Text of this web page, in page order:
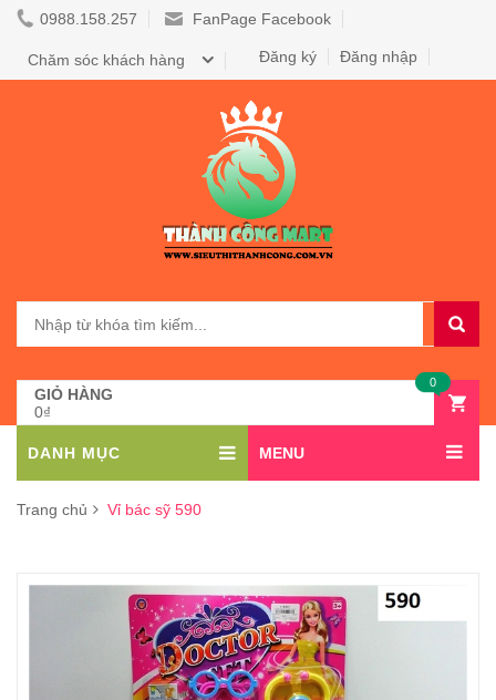
0988.158.257 FanPage Facebook
Đăng nhập
Đăng ký
Chăm sóc khách hàng
GIỎ HÀNG
0₫
0
DANH MỤC MENU
Trang chủ Vỉ bác sỹ 590